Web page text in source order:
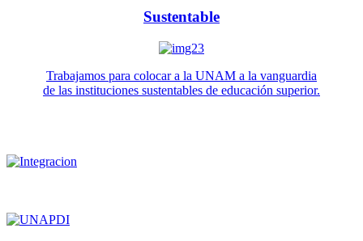
Sustentable
Trabajamos para colocar a la UNAM a la vanguardia
de las instituciones sustentables de educación superior.